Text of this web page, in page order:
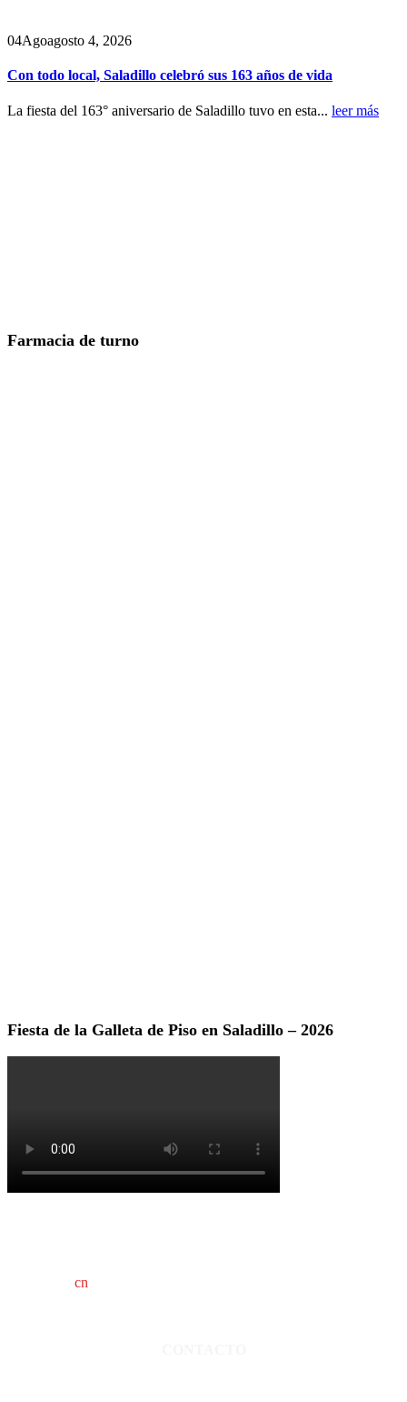
04Agoagosto 4, 2026
Con todo local, Saladillo celebró sus 163 años de vida
La fiesta del 163° aniversario de Saladillo tuvo en esta... leer más
Farmacia de turno
Fiesta de la Galleta de Piso en Saladillo – 2026
cn